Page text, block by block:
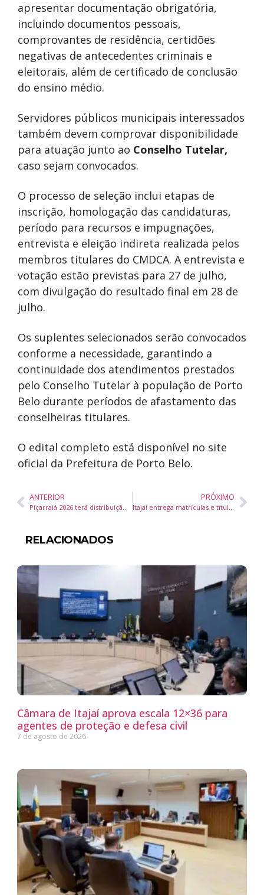
apresentar documentação obrigatória,
incluindo documentos pessoais,
comprovantes de residência, certidões
negativas de antecedentes criminais e
eleitorais, além de certificado de conclusão
do ensino médio.
Servidores públicos municipais interessados
também devem comprovar disponibilidade
para atuação junto ao Conselho Tutelar,
caso sejam convocados.
O processo de seleção inclui etapas de
inscrição, homologação das candidaturas,
período para recursos e impugnações,
entrevista e eleição indireta realizada pelos
membros titulares do CMDCA. A entrevista e
votação estão previstas para 27 de julho,
com divulgação do resultado final em 28 de
julho.
Os suplentes selecionados serão convocados
conforme a necessidade, garantindo a
continuidade dos atendimentos prestados
pelo Conselho Tutelar à população de Porto
Belo durante períodos de afastamento das
conselheiras titulares.
O edital completo está disponível no site
oficial da Prefeitura de Porto Belo.
ANTERIOR
Piçarraiá 2026 terá distribuição gratuita de 15 mil porções de canjica em Balneário Piçarras
PRÓXIMO
Itajaí entrega matrículas e títulos de propriedade a famílias do Nova Divinéia durante seminário de regularização fundiária
RELACIONADOS
Câmara de Itajaí aprova escala 12×36 para
agentes de proteção e defesa civil
7 de agosto de 2026